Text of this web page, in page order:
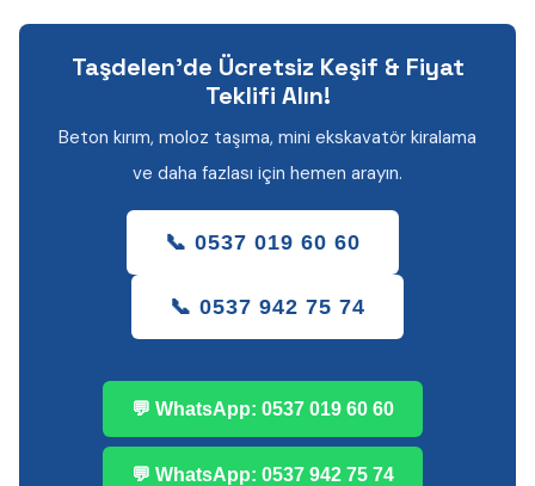
Taşdelen'de Ücretsiz Keşif & Fiyat
Teklifi Alın!
Beton kırım, moloz taşıma, mini ekskavatör kiralama
ve daha fazlası için hemen arayın.
📞 0537 019 60 60
📞 0537 942 75 74
💬 WhatsApp: 0537 019 60 60
💬 WhatsApp: 0537 942 75 74